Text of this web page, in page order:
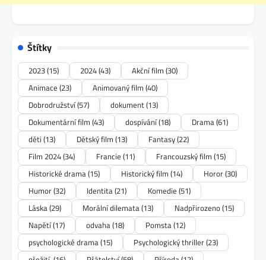
Štítky
2023(15) 2024(43) Akční film (30)
Animace (23) Animovaný film (40)
Dobrodružství(57) dokument(13)
Dokumentární film (43) dospívání(18) Drama(61)
děti (13) Dětský film (13) Fantasy(22)
Film 2024(34) Francie (11) Francouzský film (15)
Historické drama(15) Historický film (14) Horor(30)
Humor(32) Identita(21) Komedie (51)
Láska(29) Morální dilemata(13) Nadpřirozeno(15)
Napětí(17) odvaha(18) Pomsta(12)
psychologické drama(15) Psychologický thriller(23)